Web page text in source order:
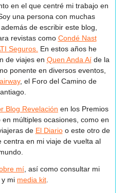
en el que centré mi trabajo en
una persona con muchas
de escribir este blog,
revistas como Condé Nast
Seguros. En estos años he
de viajes en Quen Anda Aíde la
ponente en diversos eventos,
, el Foro del Camino de
Blog Revelación en los Premios
múltiples ocasiones, como en
de El Diarioo este otro de
centra en mi viaje de vuelta al
mí, así como consultar mi
y mi media kit.